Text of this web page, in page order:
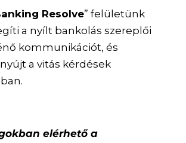
Resolve” felületünk
a nyílt bankolás szereplői
kommunikációt, és
a vitás kérdések
elérhető a